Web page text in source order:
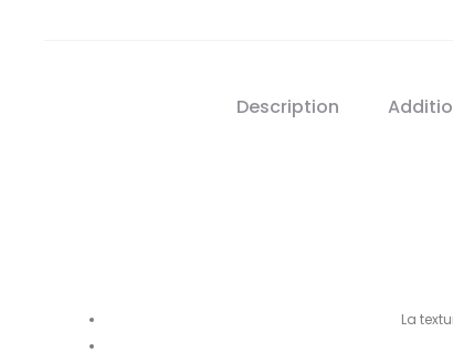
Description
La